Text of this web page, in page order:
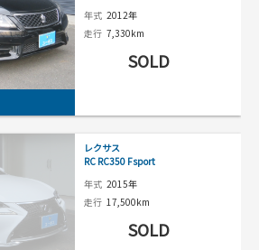
年式 2012年
走行 7,330km
SOLD
レクサス
RC RC350 Fsport
年式 2015年
走行 17,500km
SOLD